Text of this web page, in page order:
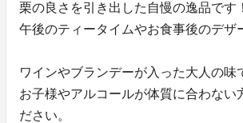
栗の良さを引き出した自慢の逸品です！
午後のティータイムやお食事後のデザ
ワインやブランデーが入った大人の味
お子様やアルコールが体質に合わない
ださい。